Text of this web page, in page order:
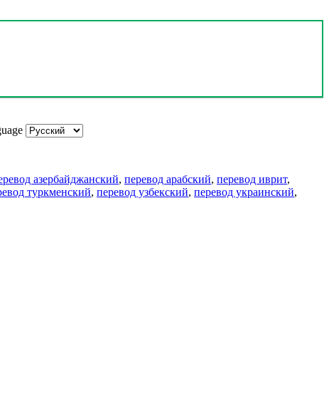
азербайджанский, перевод арабский, перевод иврит,
туркменский, перевод узбекский, перевод украинский,